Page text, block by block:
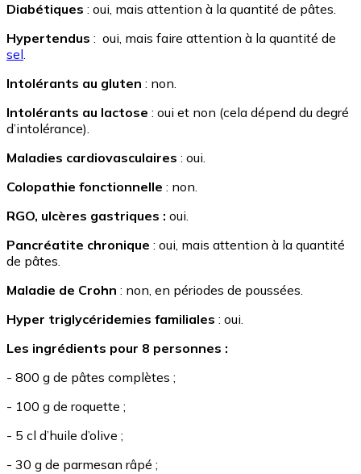
Diabétiques : oui, mais attention à la quantité de pâtes.
Hypertendus : oui, mais faire attention à la quantité de
sel.
Intolérants au gluten : non.
Intolérants au lactose : oui et non (cela dépend du degré
d’intolérance).
Maladies cardiovasculaires : oui.
Colopathie fonctionnelle : non.
RGO, ulcères gastriques : oui.
Pancréatite chronique : oui, mais attention à la quantité
de pâtes.
Maladie de Crohn : non, en périodes de poussées.
Hyper triglycéridemies familiales : oui.
Les ingrédients pour 8 personnes :
- 800 g de pâtes complètes ;
- 100 g de roquette ;
- 5 cl d’huile d’olive ;
- 30 g de parmesan râpé ;